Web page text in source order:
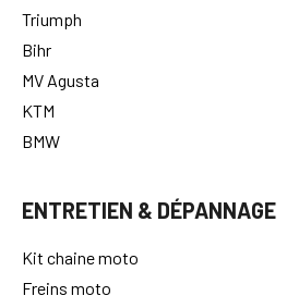
Triumph
Bihr
MV Agusta
KTM
BMW
ENTRETIEN & DÉPANNAGE
Kit chaine moto
Freins moto